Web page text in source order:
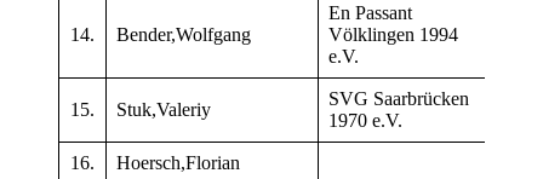
14. Bender,Wolfgang
En Passant
Völklingen 1994
e.V.
15. Stuk,Valeriy
SVG Saarbrücken
1970 e.V.
16. Hoersch,Florian